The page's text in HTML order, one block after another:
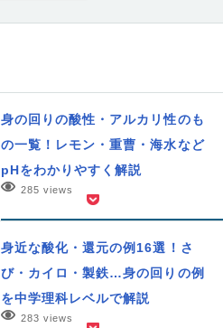
身の回りの酸性・アルカリ性のも
の一覧！レモン・重曹・海水など
pHをわかりやすく解説
285 views
身近な酸化・還元の例16選！さ
び・カイロ・製鉄…身の回りの例
を中学理科レベルで解説
283 views